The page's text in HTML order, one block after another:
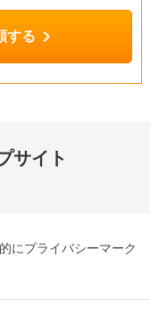
する chevron_right
サイト
にプライバシーマーク